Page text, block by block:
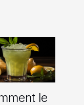
le